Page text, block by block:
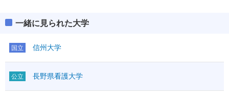
一緒に見られた大学
国立 信州大学
公立 長野県看護大学